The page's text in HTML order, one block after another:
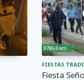
8786.6 km
FIESTAS
Fiesta